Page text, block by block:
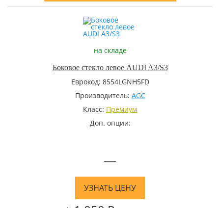
на складе
Боковое стекло левое AUDI A3/S3
Еврокод: 8554LGNH5FD
Производитель: AGC
Класс: Премиум
Доп. опции:
—
УЗНАТЬ ЦЕНУ